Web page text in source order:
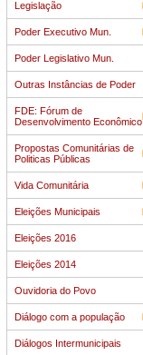
Legislação
Poder Executivo Mun.
Poder Legislativo Mun.
Outras Instâncias de Poder
FDE: Fórum de
Desenvolvimento Econômico
Propostas Comunitárias de
Politicas Públicas
Vida Comunitária
Eleições Municipais
Eleições 2016
Eleições 2014
Ouvidoria do Povo
Diálogo com a população
Diálogos Intermunicipais